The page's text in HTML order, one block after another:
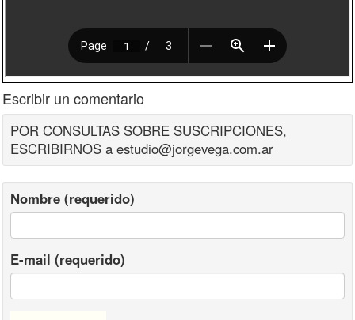
Escribir un comentario
POR CONSULTAS SOBRE SUSCRIPCIONES,
ESCRIBIRNOS a estudio@jorgevega.com.ar
Nombre (requerido)
E-mail (requerido)